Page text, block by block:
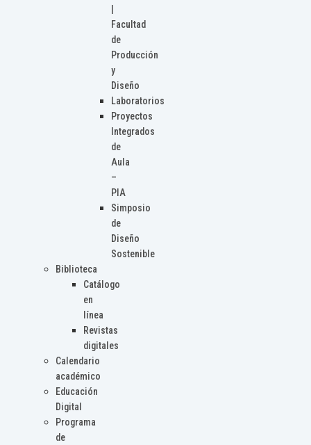
Facultad
de
Producción
y
Diseño
Laboratorios
Proyectos
Integrados
de
Aula
–
PIA
Simposio
de
Diseño
Sostenible
Biblioteca
Catálogo
en
línea
Revistas
digitales
Calendario
académico
Educación
Digital
Programa
de